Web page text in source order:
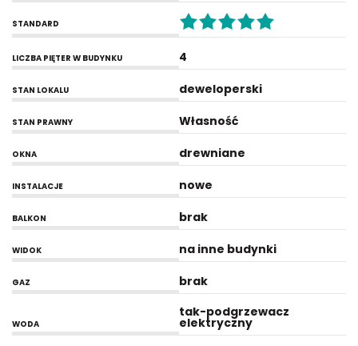
STANDARD
LICZBA PIĘTER W BUDYNKU 4
STAN LOKALU deweloperski
STAN PRAWNY Własność
OKNA drewniane
INSTALACJE nowe
BALKON brak
WIDOK na inne budynki
GAZ brak
WODA
tak-podgrzewacz
elektryczny